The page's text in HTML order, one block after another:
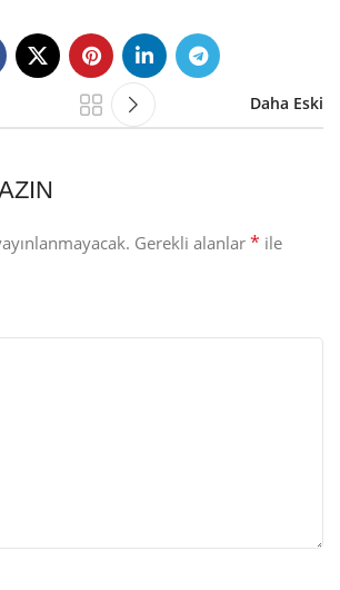
Daha Eski
Gerekli alanlar * ile